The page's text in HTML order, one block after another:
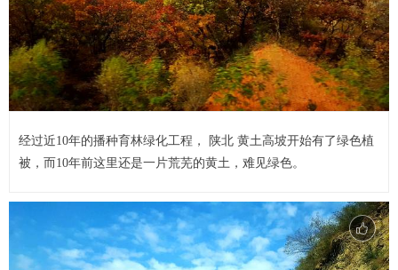
经过近10年的播种育林绿化工程， 陕北 黄土高坡开始有了绿色植
被，而10年前这里还是一片荒芜的黄土，难见绿色。